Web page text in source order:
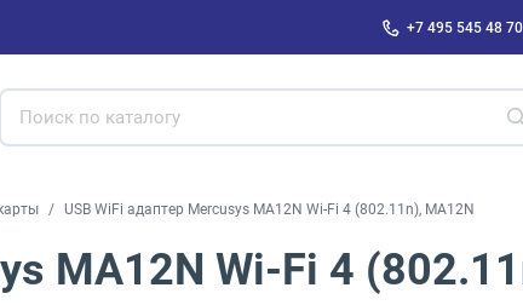
+7 495 545 48 70
USB WiFi адаптер Mercusys MA12N Wi-Fi 4 (802.11n), MA12N
MA12N Wi-Fi 4